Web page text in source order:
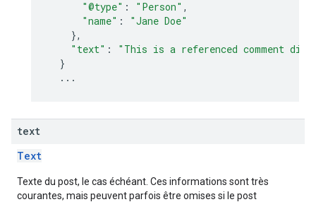
"@type" : "Person" ,
"name" :
"Jane Doe"
},
"text" :
"This is a referenced comment
}
...
text
Text
Texte du post, le cas échéant. Ces informations sont très
courantes, mais peuvent parfois être omises si le post